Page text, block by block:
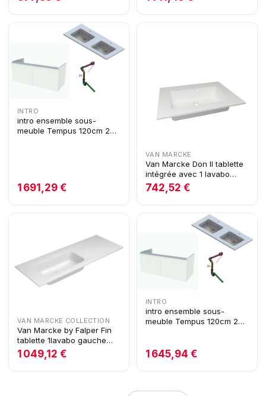
blanc
INTRO
intro ensemble sous-
meuble Tempus 120cm 2
1 691,29 €
VAN MARCKE
Van Marcke Don II tablette
intégrée avec 1 lavabo
encastré 700 x 500 mm
blanc
742,52 €
VAN MARCKE COLLECTION
Van Marcke by Falper Fin
tablette 1lavabo gauche
L1205xW505xH143mm
blanc mat
1 049,12 €
INTRO
intro ensemble sous-
meuble Tempus 120cm 2
1 645,94 €